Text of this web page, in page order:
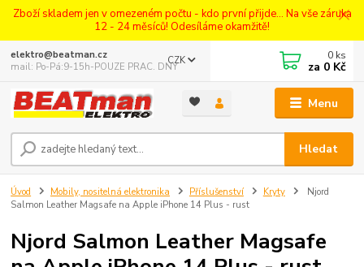
Zboží skladem jen v omezeném počtu - kdo první přijde... Na vše záruka
12 - 24 měsíců! Odesíláme okamžitě!
Menu
CZK
Hledat
elektro@beatman.cz
mail: Po-Pá:9-15h-POUZE PRAC. DNY
0 ks
za 0 Kč
Úvod Mobily, nositelná elektronika Příslušenství Kryty
Njord
Salmon Leather Magsafe na Apple iPhone 14 Plus - rust
Njord Salmon Leather Magsafe